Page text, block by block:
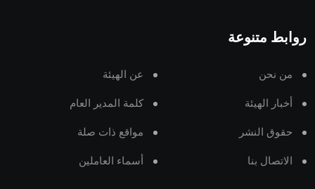
روابط متنوعة
من نحن عن الهيئة
أخبار الهيئة كلمة المدير العام
حقوق النشر مواقع ذات صلة
الاتصال بنا أسماء العاملين